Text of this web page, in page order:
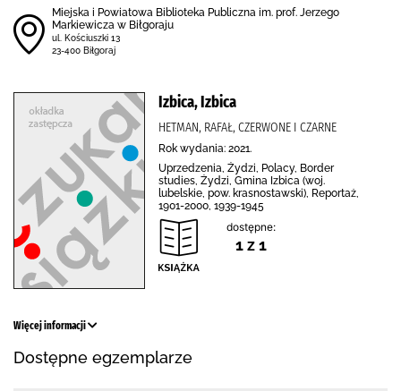
Miejska i Powiatowa Biblioteka Publiczna im. prof. Jerzego
Markiewicza w Biłgoraju
ul. Kościuszki 13
23-400 Biłgoraj
Izbica, Izbica
HETMAN, RAFAŁ, CZERWONE I CZARNE
Rok wydania: 2021.
Uprzedzenia, Żydzi, Polacy, Border
studies, Żydzi, Gmina Izbica (woj.
lubelskie, pow. krasnostawski), Reportaż,
1901-2000, 1939-1945
dostępne:
1 z 1
Więcej informacji
Dostępne egzemplarze